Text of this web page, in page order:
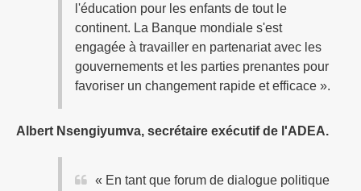
l'éducation pour les enfants de tout le
continent. La Banque mondiale s'est
engagée à travailler en partenariat avec les
gouvernements et les parties prenantes pour
favoriser un changement rapide et efficace ».
Albert Nsengiyumva, secrétaire exécutif de l'ADEA.
« En tant que forum de dialogue politique